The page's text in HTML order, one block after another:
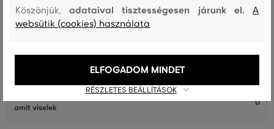
amit viselek
0
A méret egy kicsit nagyobb, mint
amit általában viselek
A méret sokkal nagyobb, mint
amit viselek
0
Köszönjük,adataival tisztességesen járunk el.A
websütik (cookies) használata
RÉSZLETES BEÁLLÍTÁSOK
ELFOGADOM MINDET